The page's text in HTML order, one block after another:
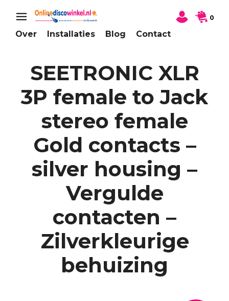
Over Installaties Blog Contact
0
SEETRONIC XLR
3P female to Jack
stereo female
Gold contacts –
silver housing –
Vergulde
contacten –
Zilverkleurige
behuizing